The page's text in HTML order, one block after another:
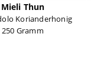
Mieli Thun
Korianderhonig
250 Gramm